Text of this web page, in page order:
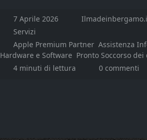
7 Aprile 2026
Servizi
Apple Premium Partner Assistenza
Hardware e Software Pronto Soccorso
4 minuti di lettura
0 commenti